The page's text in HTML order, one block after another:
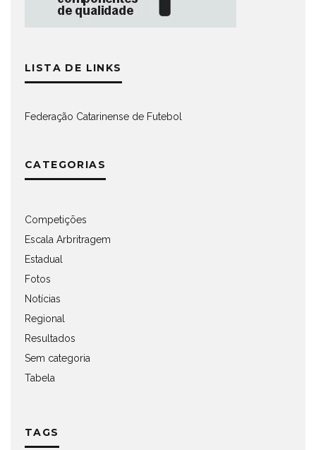
LISTA DE LINKS
Federação Catarinense de Futebol
CATEGORIAS
Competições
Escala Arbritragem
Estadual
Fotos
Notícias
Regional
Resultados
Sem categoria
Tabela
TAGS